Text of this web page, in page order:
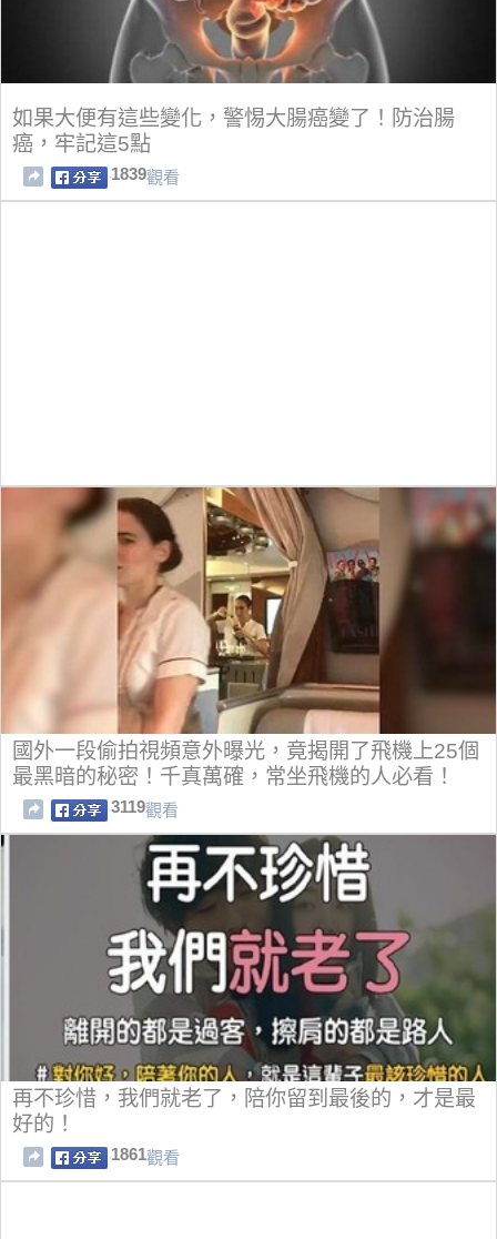
如果大便有這些變化，警惕大腸癌變了！防治腸
癌，牢記這5點
1839觀看
國外一段偷拍視頻意外曝光，竟揭開了飛機上25個
最黑暗的秘密！千真萬確，常坐飛機的人必看！
3119觀看
再不珍惜，我們就老了，陪你留到最後的，才是最
好的！
1861觀看